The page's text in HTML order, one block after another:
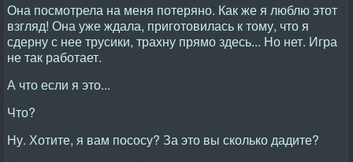
Она посмотрела на меня потеряно. Как же я люблю этот
взгляд! Она уже ждала, приготовилась к тому, что я
сдерну с нее трусики, трахну прямо здесь... Но нет. Игра
не так работает.
А что если я это...
Что?
Ну. Хотите, я вам пососу? За это вы сколько дадите?